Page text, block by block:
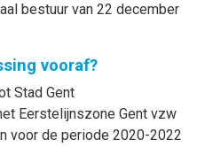
bestuur van 22 december
vooraf?
Stad Gent
Eerstelijnszone Gent vzw
voor de periode 2020-2022